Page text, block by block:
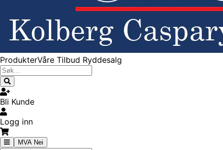
ProdukterVåre Tilbud Ryddesalg
Bli Kunde
Logg inn
MVA Nei